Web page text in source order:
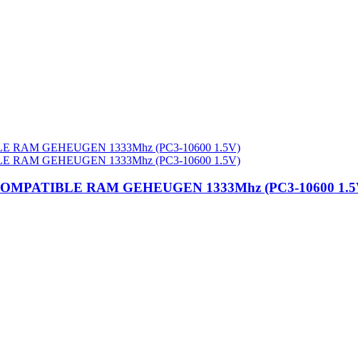
RAM GEHEUGEN 1333Mhz (PC3-10600